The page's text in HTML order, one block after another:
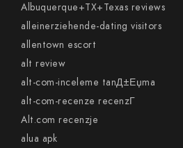
Albuquerque+TX+Texas reviews
alleinerziehende-dating visitors
allentown escort
alt review
alt-com-inceleme tanД±Еџma
alt-com-recenze recenzГ­
Alt.com recenzje
alua apk